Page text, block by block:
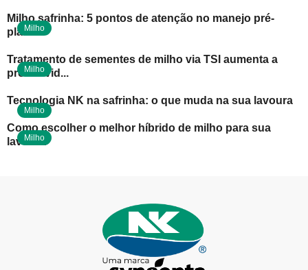
Milho
Milho safrinha: 5 pontos de atenção no manejo pré-
plantio
Milho
Tratamento de sementes de milho via TSI aumenta a
produtivid...
Milho
Tecnologia NK na safrinha: o que muda na sua lavoura
Milho
Como escolher o melhor híbrido de milho para sua
lavoura